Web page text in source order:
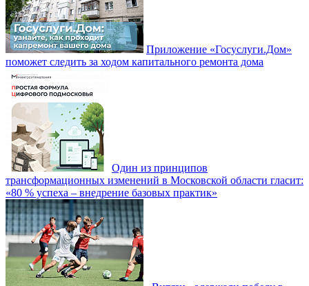
Приложение «Госуслуги.Дом»
поможет следить за ходом капитального ремонта дома
Один из принципов
трансформационных изменений в Московской области гласит:
«80 % успеха – внедрение базовых практик»